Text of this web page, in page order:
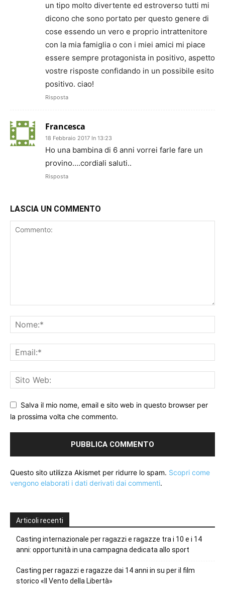
un tipo molto divertente ed estroverso tutti mi
dicono che sono portato per questo genere di
cose essendo un vero e proprio intrattenitore
con la mia famiglia o con i miei amici mi piace
essere sempre protagonista in positivo, aspetto
vostre risposte confidando in un possibile esito
positivo. ciao!
Risposta
Francesca
18 Febbraio 2017 In 13:23
Ho una bambina di 6 anni vorrei farle fare un
provino….cordiali saluti..
Risposta
LASCIA UN COMMENTO
Salva il mio nome, email e sito web in questo browser per
la prossima volta che commento.
Questo sito utilizza Akismet per ridurre lo spam. Scopri come
vengono elaborati i dati derivati dai commenti.
Articoli recenti
Casting internazionale per ragazzi e ragazze tra i 10 e i 14
anni: opportunità in una campagna dedicata allo sport
Casting per ragazzi e ragazze dai 14 anni in su per il film
storico «Il Vento della Libertà»